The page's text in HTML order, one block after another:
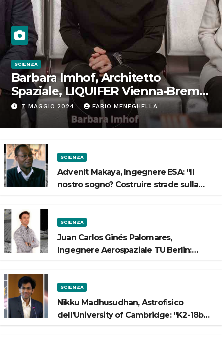
SCIENZA
Barbara Imhof, Architetto
Spaziale, LIQUIFER Vienna-Brema:
“Progettiamo habitat per lo
Spazio”
7 MAGGIO 2024 FABIO MENEGHELLA
SCIENZA
Advenit Makaya, Ingegnere ESA: “Il
nostro sogno? Costruire strade sulla
SCIENZA
Juan Carlos Ginés Palomares,
Ingegnere Aerospaziale TU Berlin:
SCIENZA
Nikku Madhusudhan, Astrofisico
dell’University of Cambridge: “K2-18b